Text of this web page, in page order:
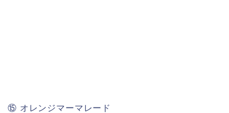
⑮ オレンジマーマレード